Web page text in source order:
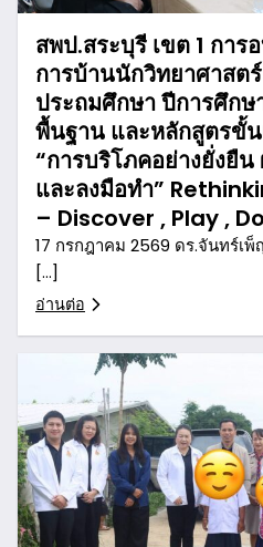
สพป.สระบุรี เขต 1 การ
การบ้านนักวิทยาศาสต
ประถมศึกษา ปีการศึก
พื้นฐาน และหลักสูตรขั้
“การบริโภคอย่างยั่งยื
และลงมือทำ”
– Discover , Play ,
17 กรกฎาคม 2569 ดร.จันทร์เ
[…]
อ่านต่อ